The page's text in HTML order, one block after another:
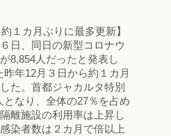
１カ月ぶりに最多更新】
日、同日の新型コロナウ
8,854人だったと発表し
年12月３日から約１カ月
た。首都ジャカルタ特別
なり、全体の27％を占め
離施設の利用率は上昇し
染者数は２カ月で倍以上